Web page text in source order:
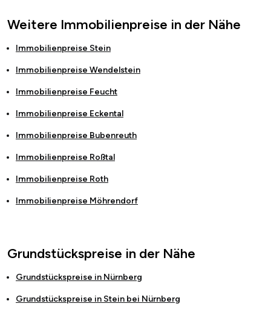
Weitere Immobilienpreise in der Nähe
Immobilienpreise Stein
Immobilienpreise Wendelstein
Immobilienpreise Feucht
Immobilienpreise Eckental
Immobilienpreise Bubenreuth
Immobilienpreise Roßtal
Immobilienpreise Roth
Immobilienpreise Möhrendorf
Grundstückspreise in der Nähe
Grundstückspreise in Nürnberg
Grundstückspreise in Stein bei Nürnberg